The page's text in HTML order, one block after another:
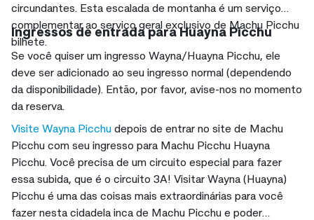
circundantes. Esta escalada de montanha é um serviço
complementar ao serviço geral exclusivo de Machu Picchu
bilhete.
Ingressos de entrada para Huayna Picchu
Se você quiser um ingresso Wayna/Huayna Picchu, ele
deve ser adicionado ao seu ingresso normal (dependendo
da disponibilidade). Então, por favor, avise-nos no momento
da reserva.
Visite Wayna Picchu depois de entrar no site de Machu
Picchu com seu ingresso para Machu Picchu Huayna
Picchu. Você precisa de um circuito especial para fazer
essa subida, que é o circuito 3A! Visitar Wayna (Huayna)
Picchu é uma das coisas mais extraordinárias para você
fazer nesta cidadela inca de Machu Picchu e poder